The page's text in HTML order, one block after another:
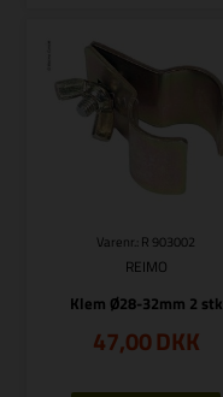
Varenr.: R 903002
REIMO
Klem Ø28-32mm 2 stk
47,00DKK